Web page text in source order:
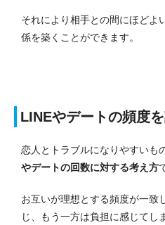
それにより相手との間にほどよ
係を築くことができます。
LINEやデートの頻度
恋人とトラブルになりやすいも
やデートの回数に対する考え方
お互いが理想とする頻度が一致
じ、もう一方は負担に感じてし